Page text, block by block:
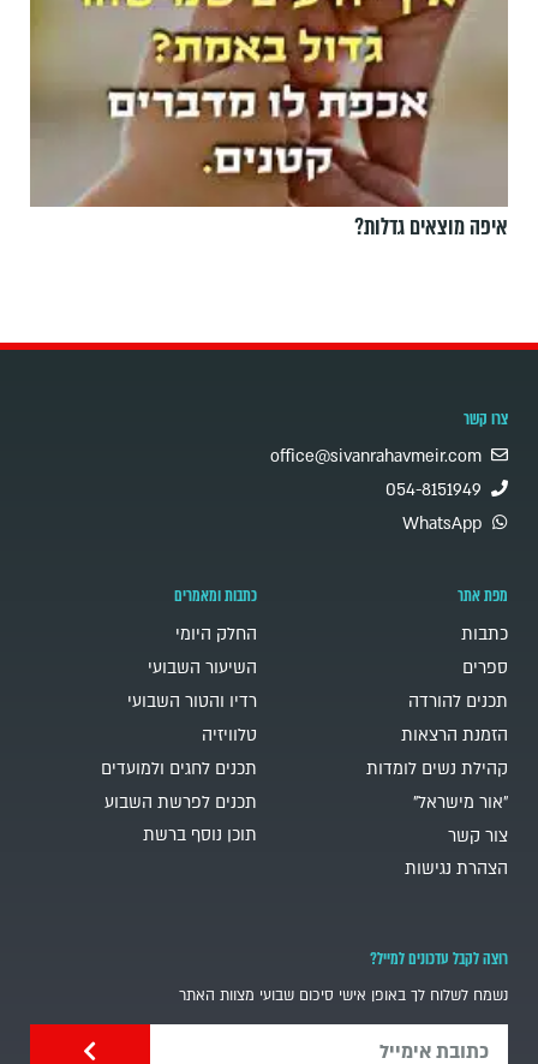
איפה מוצאים גדלות?
צרו קשר
office@sivanrahavmeir.com
054-8151949
WhatsApp
מפת אתר
כתבות
ספרים
תכנים להורדה
הזמנת הרצאות
קהילת נשים לומדות
"אור מישראל"
צור קשר
הצהרת נגישות
כתבות ומאמרים
החלק היומי
השיעור השבועי
רדיו והטור השבועי
טלוויזיה
תכנים לחגים ולמועדים
תכנים לפרשת השבוע
תוכן נוסף ברשת
רוצה לקבל עדכונים למייל?
נשמח לשלוח לך באופן אישי סיכום שבועי מצוות האתר